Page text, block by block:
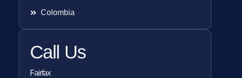
Colombia
Call Us
Fairfax